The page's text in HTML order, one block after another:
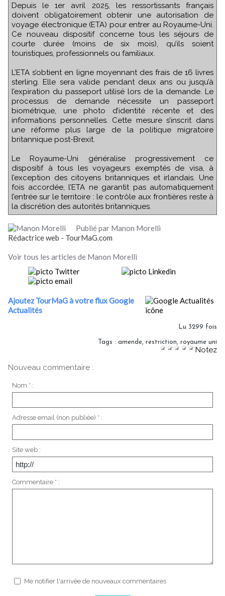
Depuis le 1er avril 2025, les ressortissants français
doivent obligatoirement obtenir une autorisation de
voyage électronique (ETA) pour entrer au Royaume-Uni.
Ce nouveau dispositif concerne tous les séjours de
courte durée (moins de six mois), qu’ils soient
touristiques, professionnels ou familiaux.
L’ETA s’obtient en ligne moyennant des frais de 16 livres
sterling. Elle sera valide pendant deux ans ou jusqu’à
l’expiration du passeport utilisé lors de la demande. Le
processus de demande nécessite un passeport
biométrique, une photo d’identité récente et des
informations personnelles. Cette mesure s’inscrit dans
une réforme plus large de la politique migratoire
britannique post-Brexit.
Le Royaume-Uni généralise progressivement ce
dispositif à tous les voyageurs exemptés de visa, à
l’exception des citoyens britanniques et irlandais. Une
fois accordée, l’ETA ne garantit pas automatiquement
l’entrée sur le territoire : le contrôle aux frontières reste à
la discrétion des autorités britanniques.
Publié par Manon Morelli
Rédactrice web - TourMaG.com
Voir tous les articles de Manon Morelli
Ajoutez TourMaG à votre flux Google
Actualités
Lu 3299 fois
Tags : amende, restriction, royaume uni
Notez
Nouveau commentaire :
Nom * :
Adresse email (non publiée) * :
Site web :
Commentaire * :
Me notifier l'arrivée de nouveaux commentaires